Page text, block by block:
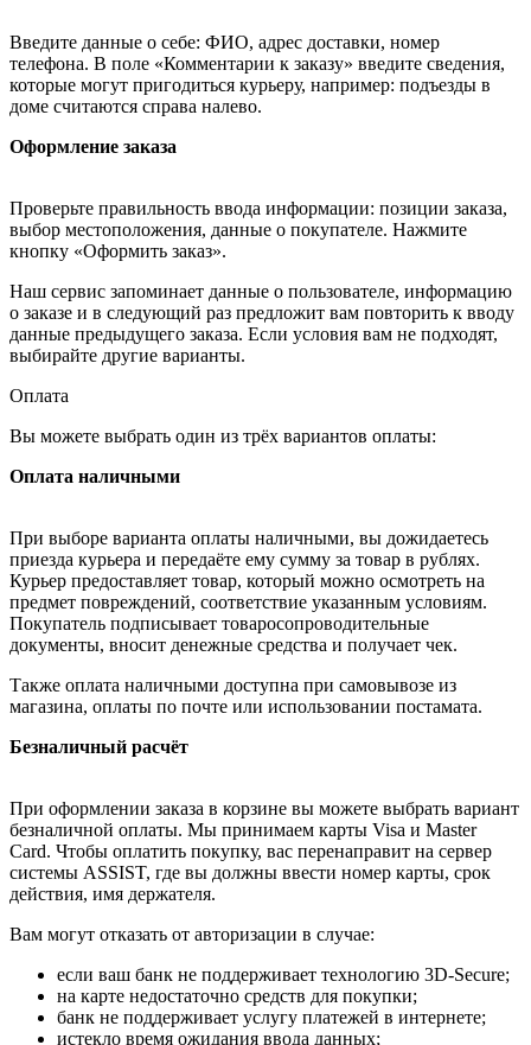
Введите данные о себе: ФИО, адрес доставки, номер
телефона. В поле «Комментарии к заказу» введите сведения,
которые могут пригодиться курьеру, например: подъезды в
доме считаются справа налево.
Оформление заказа
Проверьте правильность ввода информации: позиции заказа,
выбор местоположения, данные о покупателе. Нажмите
кнопку «Оформить заказ».
Наш сервис запоминает данные о пользователе, информацию
о заказе и в следующий раз предложит вам повторить к вводу
данные предыдущего заказа. Если условия вам не подходят,
выбирайте другие варианты.
Оплата
Вы можете выбрать один из трёх вариантов оплаты:
Оплата наличными
При выборе варианта оплаты наличными, вы дожидаетесь
приезда курьера и передаёте ему сумму за товар в рублях.
Курьер предоставляет товар, который можно осмотреть на
предмет повреждений, соответствие указанным условиям.
Покупатель подписывает товаросопроводительные
документы, вносит денежные средства и получает чек.
Также оплата наличными доступна при самовывозе из
магазина, оплаты по почте или использовании постамата.
Безналичный расчёт
При оформлении заказа в корзине вы можете выбрать вариант
безналичной оплаты. Мы принимаем карты Visa и Master
Card. Чтобы оплатить покупку, вас перенаправит на сервер
системы ASSIST, где вы должны ввести номер карты, срок
действия, имя держателя.
Вам могут отказать от авторизации в случае:
если ваш банк не поддерживает технологию 3D-Secure;
на карте недостаточно средств для покупки;
банк не поддерживает услугу платежей в интернете;
истекло время ожидания ввода данных;